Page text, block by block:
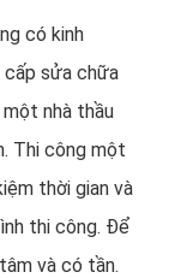
có kinh
cấp sửa chữa
một nhà thầu
Thi công một
thời gian và
thi công. Để
và có tần.